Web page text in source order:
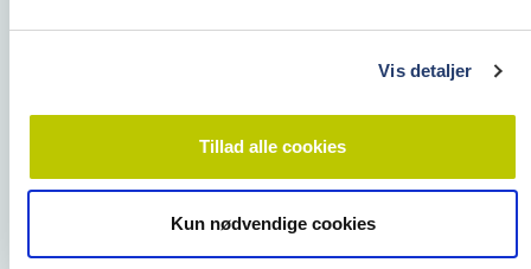
Vis detaljer
Tillad alle cookies
Kun nødvendige cookies
Tandlægeforeningen
Amaliegade 17
1256 København K
Telefon:70 25 77 11